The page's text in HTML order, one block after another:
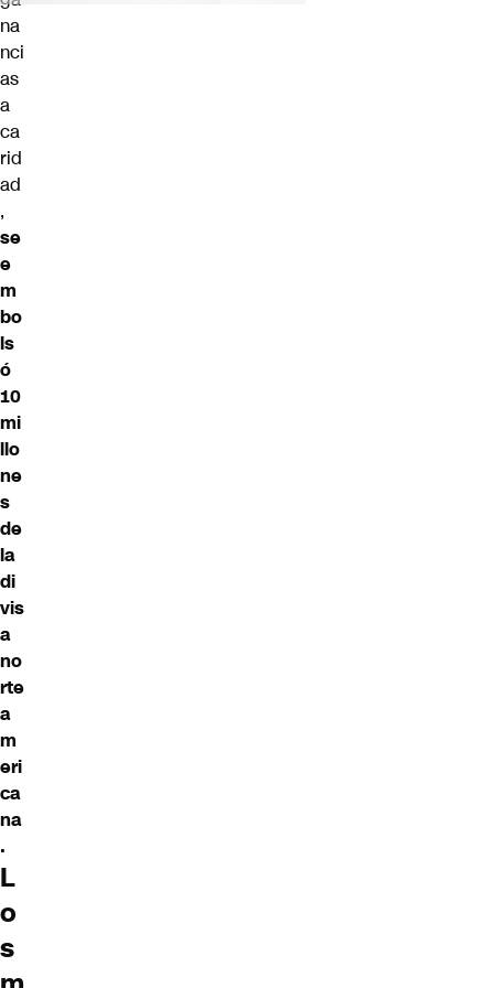
na
nci
as
a
ca
rid
ad
,
se
e
m
bo
ls
ó
10
mi
llo
ne
s
de
la
di
vis
a
no
rte
a
m
eri
ca
na
.
L
o
s